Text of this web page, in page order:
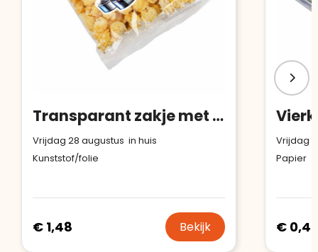
Transparant zakje met zoete popcorn
Vrijdag 28 augustus in huis
Kunststof/folie
€ 1,48 Bekijk
Vrijdag
Papier
€ 0,42